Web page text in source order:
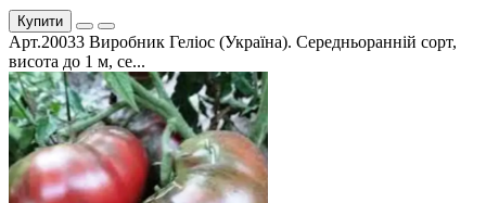
Купити
Арт.20033 Виробник Геліос (Україна). Середньоранній сорт,
висота до 1 м, се...